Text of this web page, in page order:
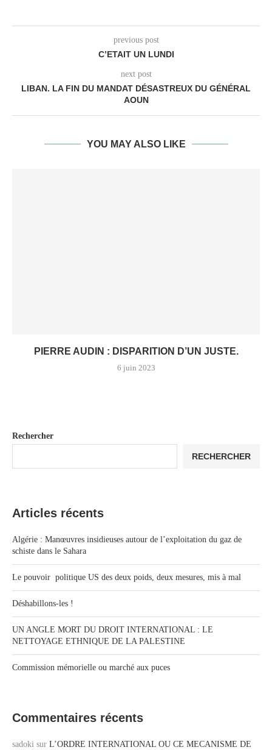
previous post
C’ETAIT UN LUNDI
next post
LIBAN. LA FIN DU MANDAT DÉSASTREUX DU GÉNÉRAL
AOUN
YOU MAY ALSO LIKE
PIERRE AUDIN : DISPARITION D’UN JUSTE.
6 juin 2023
Rechercher
RECHERCHER
Articles récents
Algérie : Manœuvres insidieuses autour de l’exploitation du gaz de
schiste dans le Sahara
Le pouvoir politique US des deux poids, deux mesures, mis à mal
Déshabillons-les !
UN ANGLE MORT DU DROIT INTERNATIONAL : LE
NETTOYAGE ETHNIQUE DE LA PALESTINE
Commission mémorielle ou marché aux puces
Commentaires récents
sadoki sur L’ORDRE INTERNATIONAL OU CE MECANISME DE